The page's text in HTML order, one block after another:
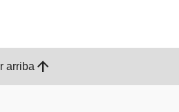
Ir arriba arrow_upward